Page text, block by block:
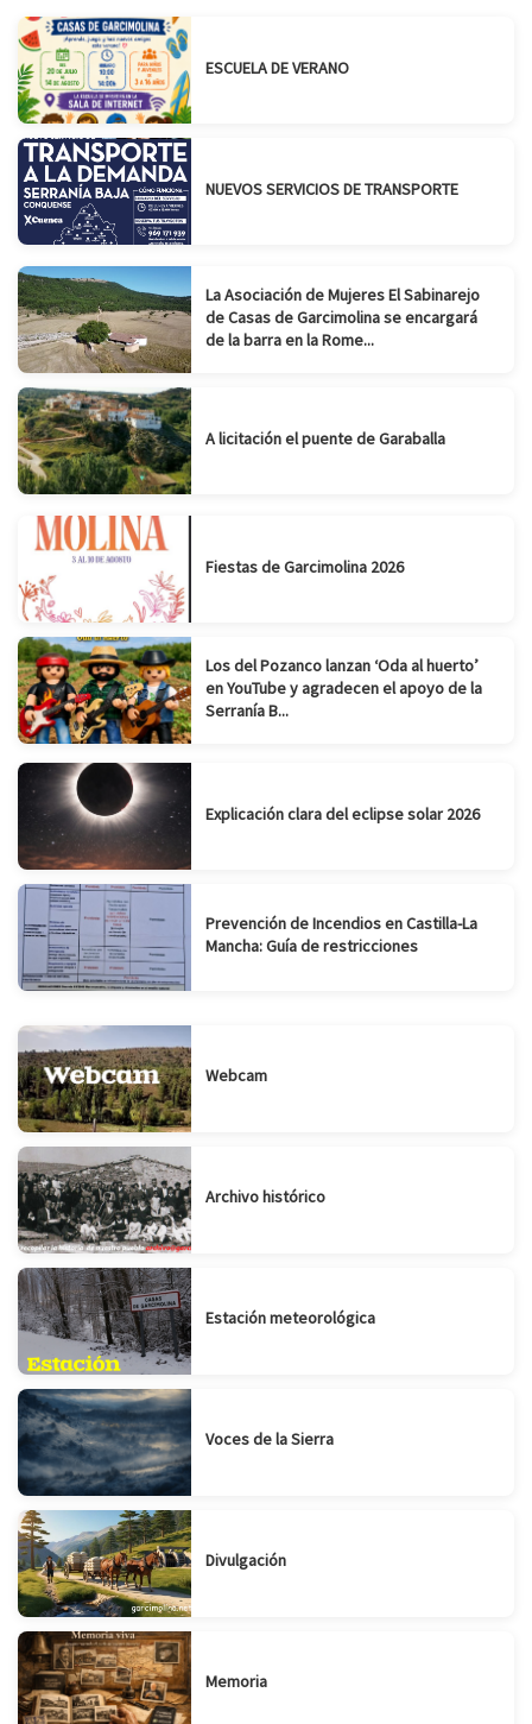
ESCUELA DE VERANO
NUEVOS SERVICIOS DE TRANSPORTE
La Asociación de Mujeres El Sabinarejo
de Casas de Garcimolina se encargará
de la barra en la Rome...
A licitación el puente de Garaballa
Fiestas de Garcimolina 2026
Los del Pozanco lanzan ‘Oda al huerto’
en YouTube y agradecen el apoyo de la
Serranía B...
Explicación clara del eclipse solar 2026
Prevención de Incendios en Castilla-La
Mancha: Guía de restricciones
Webcam
Archivo histórico
Estación meteorológica
Voces de la Sierra
Divulgación
Memoria